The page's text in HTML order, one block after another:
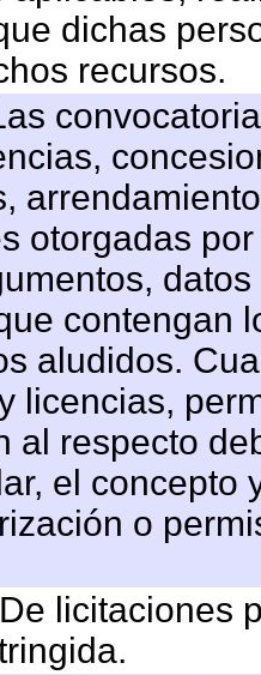
dichas
recursos.
otorgadas
contengan
aludidos.
licencias,
al respecto
el concepto
o
licitaciones